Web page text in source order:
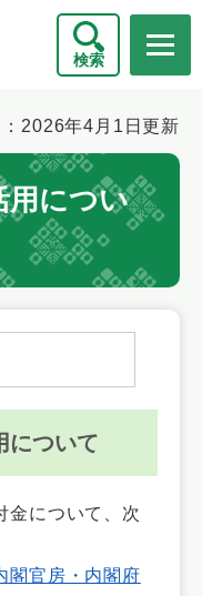
検索
2026年4月1日更新
用につい
について
について、次
閣官房・内閣府